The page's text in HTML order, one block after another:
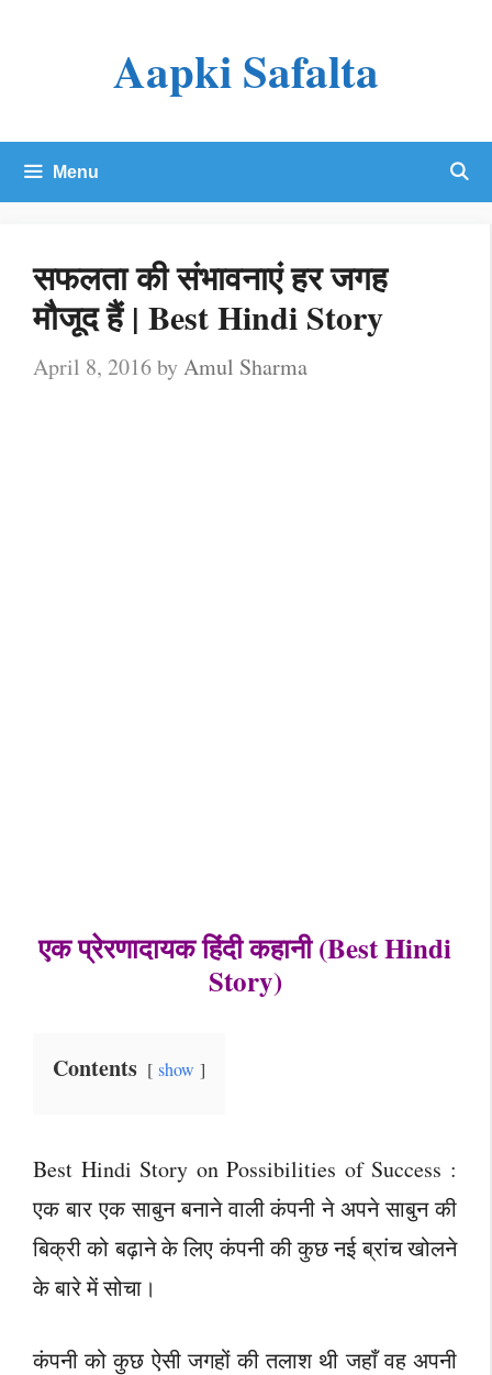
Aapki Safalta
Menu
सफलता की संभावनाएं हर जगह
मौजूद हैं | Best Hindi Story
April 8, 2016byAmul Sharma
एक प्रेरणादायक हिंदी कहानी (Best Hindi
Story)
Contents show
Best Hindi Story on Possibilities of Success :
एक बार एक साबुन बनाने वाली कंपनी ने अपने साबुन की
बिक्री को बढ़ाने के लिए कंपनी की कुछ नई ब्रांच खोलने
के बारे में सोचा।
कंपनी को कुछ ऐसी जगहों की तलाश थी जहाँ वह अपनी